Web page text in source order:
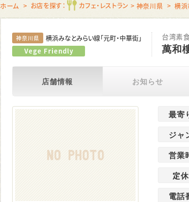
ホーム お店を探す： カフェ・レストラン 神奈川県 横
神奈川県
横浜みなとみらい線「元町・中華街」
Vege Friendly
台湾素
萬和
店舗情報 お知らせ
最寄
ジャ
営業
定
電話